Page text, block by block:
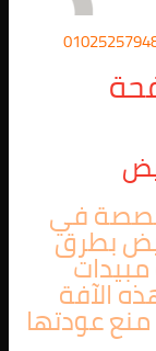
في
بطرق
الآفة
عودتها